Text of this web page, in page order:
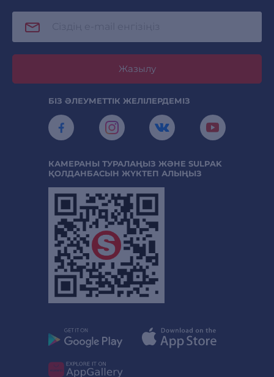
Жазылу
БІЗ ӘЛЕУМЕТТІК ЖЕЛІЛЕРДЕМІЗ
КАМЕРАНЫ ТУРАЛАҢЫЗ ЖӘНЕ SULPAK
ҚОЛДАНБАСЫН ЖҮКТЕП АЛЫҢЫЗ